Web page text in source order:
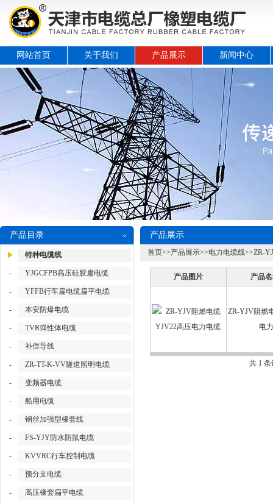
网站首页 关于我们 产品展示 新闻中心
产品目录
特种电缆线
- YJGCFPB高压硅胶扁电缆
- YFFB行车扁电缆扁平电缆
- 本安防爆电缆
- TVR弹性体电缆
- 补偿导线
- ZR-TT-K-VV隧道照明电缆
- 变频器电缆
- 船用电缆
- 钢丝加强型橡套线
- FS-YJY防水防鼠电缆
- KVVRC行车控制电缆
- 预分支电缆
- 高压橡套扁平电缆
产品展示
首页>>产品展示>>电力电缆线>>ZR-
产品图片 产品
ZR-YJV阻燃
电
共 1